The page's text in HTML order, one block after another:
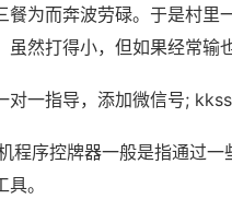
为而奔波劳碌。于是村里
然打得小，但如果经常输
一指导，添加微信号;
程序控牌器一般是指通过
。